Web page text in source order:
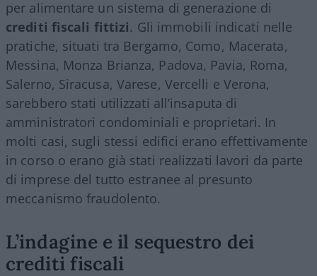
per alimentare un sistema di generazione di
crediti fiscali fittizi. Gli immobili indicati nelle
pratiche, situati tra Bergamo, Como, Macerata,
Messina, Monza Brianza, Padova, Pavia, Roma,
Salerno, Siracusa, Varese, Vercelli e Verona,
sarebbero stati utilizzati all’insaputa di
amministratori condominiali e proprietari. In
molti casi, sugli stessi edifici erano effettivamente
in corso o erano già stati realizzati lavori da parte
di imprese del tutto estranee al presunto
meccanismo fraudolento.
L’indagine e il sequestro dei
crediti fiscali